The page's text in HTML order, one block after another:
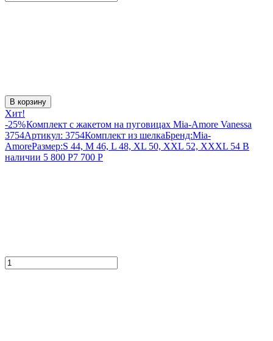
В корзину
Хит!
-25%Комплект с жакетом на пуговицах Mia-Amore Vanessa
3754Артикул: 3754Комплект из шелкаБренд:Mia-
AmoreРазмер:S 44, M 46, L 48, XL 50, XXL 52, XXXL 54 В
наличии 5 800 Р7 700 Р